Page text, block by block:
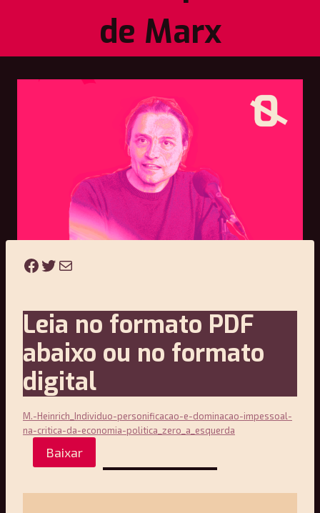
de Marx
Facebook Twitter E-mail
Leia no formato PDF
abaixo ou no formato
digital
M.-Heinrich_Individuo-personificacao-e-dominacao-impessoal-
na-critica-da-economia-politica_zero_a_esquerda
Baixar